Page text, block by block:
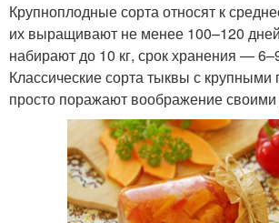
Крупноплодные сорта относят к
их выращивают не менее 100–120
набирают до 10 кг, срок хранения —
Классические сорта тыквы с крупными
просто поражают воображение